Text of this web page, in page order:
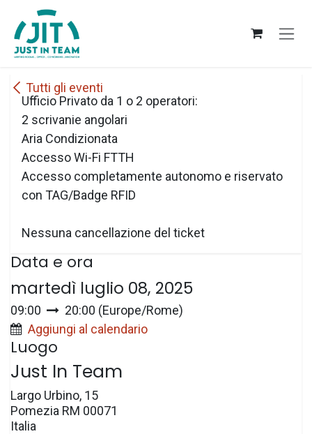
Passa al contenuto
Tutti gli eventi
Ufficio Privato da 1 o 2 operatori:
2 scrivanie angolari
Aria Condizionata
Accesso Wi-Fi FTTH
Accesso completamente autonomo e riservato
con TAG/Badge RFID
Nessuna cancellazione del ticket
Data e ora
martedì luglio 08, 2025
09:00 20:00 (Europe/Rome)
Aggiungi al calendario
Luogo
Just In Team
Largo Urbino, 15
Pomezia RM 00071
Italia